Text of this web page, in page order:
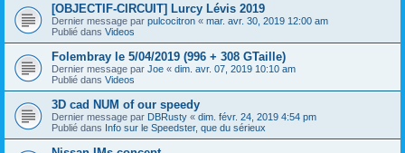
[OBJECTIF-CIRCUIT] Lurcy Lévis 2019
Dernier message par pulcocitron « mar. avr. 30, 2019 12:00 am
Publié dans Videos
Folembray le 5/04/2019 (996 + 308 GTaille)
Dernier message par Joe « dim. avr. 07, 2019 10:10 am
Publié dans Videos
3D cad NUM of our speedy
Dernier message par DBRusty « dim. févr. 24, 2019 4:54 pm
Publié dans Info sur le Speedster, que du sérieux